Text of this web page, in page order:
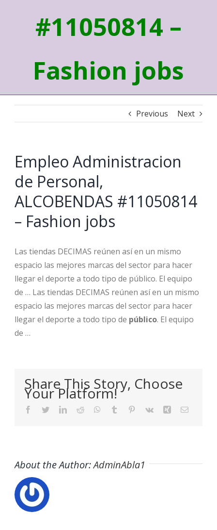
#11050814 –
Fashion jobs
Previous Next
Empleo Administracion
de Personal,
ALCOBENDAS #11050814
– Fashion jobs
Las tiendas DECIMAS reúnen así en un mismo
espacio las mejores marcas del sector para hacer
llegar el deporte a todo tipo de público. El equipo
de … Las tiendas DECIMAS reúnen así en un mismo
espacio las mejores marcas del sector para hacer
llegar el deporte a todo tipo de público. El equipo
de …
Share This Story, Choose
Your Platform!
Facebook
TwitterLinkedIn
Reddit WhatsApp
Tumblr Pinterest
Vk Xing Email
About the Author:AdminAbla1